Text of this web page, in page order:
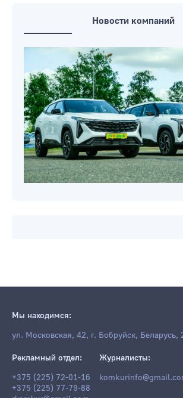
Новости компаний
Мы находимся:
ул. Московская, 42, г. Бобруйск, Беларусь,
Рекламный отдел:
+375 (225) 72-01-16
+375 (225) 77-79-88
Журналисты: